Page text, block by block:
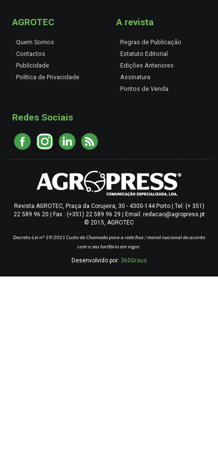
AGROTEC
Quem Somos
Contactos
Publicidade
Política de Privacidade
A revista
Regras de Publicação
Estatuto Editorial
Edições Anteriores
Assinatura
Pontos de Venda
Redes Sociais
Revista AGROTEC, Praça da Corujeira, 30 - 4300-144 Porto | Tel: (+ 351)
22 589 96 20 | Fax : (+351) 22 589 96 29 | Email: redacao@agropress.pt
© 2015, AGROTEC
Decreto-Lei nº 59/2021 Custo de Chamada para a rede fixa / móvel nacional de acordo
com o seu tarifário em vigor.
Desenvolvido por: 360Graus